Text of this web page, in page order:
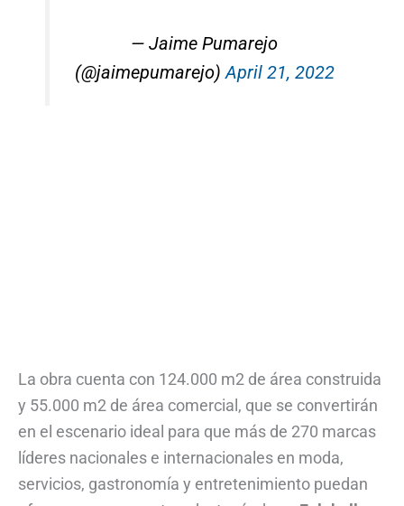
— Jaime Pumarejo
(@jaimepumarejo)April 21, 2022
La obra cuenta con 124.000 m2 de área construida
y 55.000 m2 de área comercial, que se convertirán
en el escenario ideal para que más de 270 marcas
líderes nacionales e internacionales en moda,
servicios, gastronomía y entretenimiento puedan